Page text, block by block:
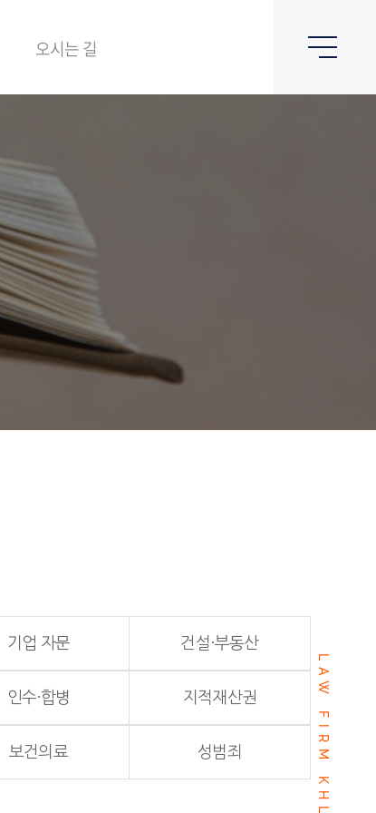
오시는 길
기업 자문 건설·부동산
인수·합병 지적재산권
보건의료 성범죄 LAW FIRM KHL